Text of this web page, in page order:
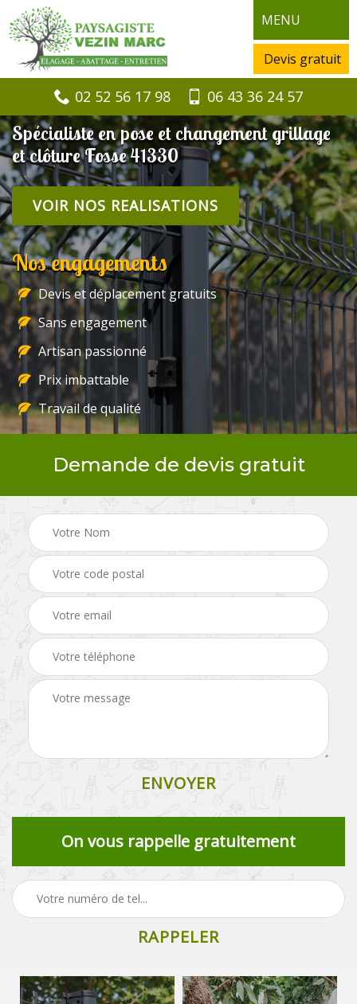
MENU
Devis gratuit
02 52 56 17 98 06 43 36 24 57
Spécialiste en pose et changement grillage
et clôture Fosse 41330
VOIR NOS REALISATIONS
Nos engagements
Devis et déplacement gratuits
Sans engagement
Artisan passionné
Prix imbattable
Travail de qualité
Demande de devis gratuit
On vous rappelle gratuitement